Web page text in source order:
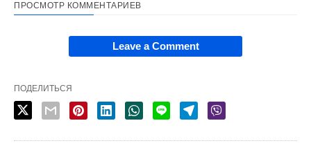
ПРОСМОТР КОММЕНТАРИЕВ
Leave a Comment
ПОДЕЛИТЬСЯ